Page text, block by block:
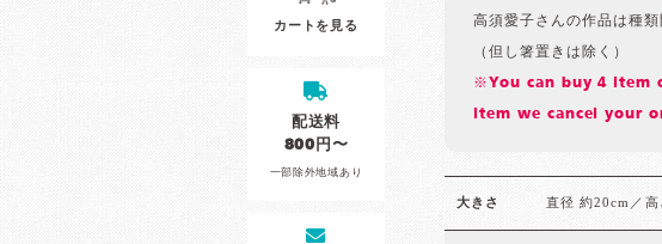
カートを見る
配送料
800円〜
一部除外地域あり
高須愛子さんの作品は種類
（但し箸置きは除く）
※You can buy 4 item
item we cancel your
大きさ 直径 約20cm／